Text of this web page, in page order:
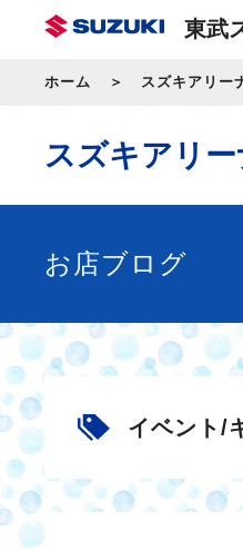
東武
ホーム スズキアリー
スズキアリ
お店ブログ
イベント/